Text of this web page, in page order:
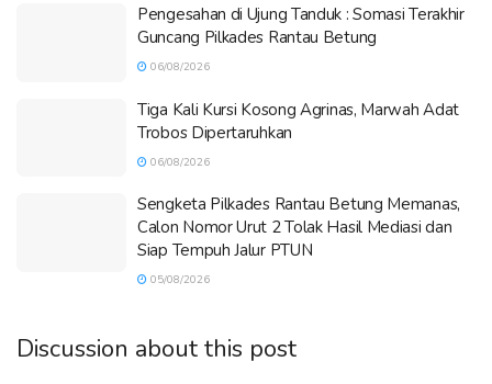
Pengesahan di Ujung Tanduk : Somasi Terakhir
Guncang Pilkades Rantau Betung
06/08/2026
Tiga Kali Kursi Kosong Agrinas, Marwah Adat
Trobos Dipertaruhkan
06/08/2026
Sengketa Pilkades Rantau Betung Memanas,
Calon Nomor Urut 2 Tolak Hasil Mediasi dan
Siap Tempuh Jalur PTUN
05/08/2026
Discussion about this post